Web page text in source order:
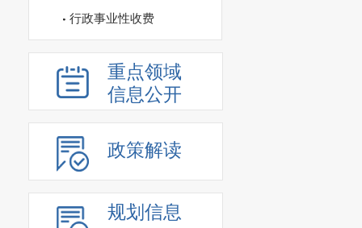
行政事业性收费
重点领域
信息公开
政策解读
规划信息